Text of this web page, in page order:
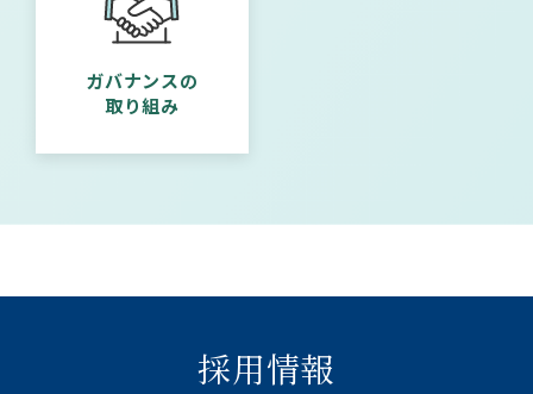
ガバナンスの
取り組み
採用情報